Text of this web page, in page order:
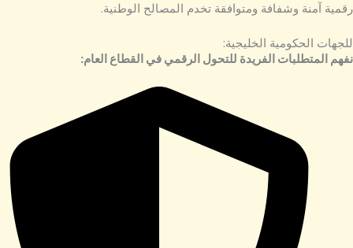
رقمية آمنة وشفافة ومتوافقة تخدم المصالح الوطنية.
للجهات الحكومية الخليجية:
نفهم المتطلبات الفريدة للتحول الرقمي في القطاع العام: